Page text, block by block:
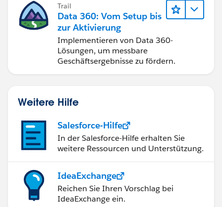
Trail
Data 360: Vom Setup bis
zur Aktivierung
Implementieren von Data 360-
Lösungen, um messbare
Geschäftsergebnisse zu fördern.
Weitere Hilfe
Salesforce-Hilfe
In der Salesforce-Hilfe erhalten Sie
weitere Ressourcen und Unterstützung.
IdeaExchange
Reichen Sie Ihren Vorschlag bei
IdeaExchange ein.